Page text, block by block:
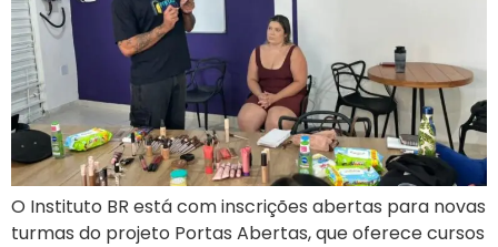
O Instituto BR está com inscrições abertas para novas
turmas do projeto Portas Abertas, que oferece cursos